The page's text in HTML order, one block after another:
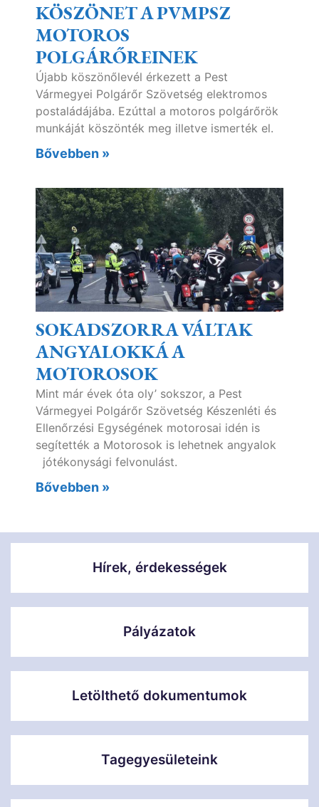
KÖSZÖNET A PVMPSZ
MOTOROS
POLGÁRŐREINEK
Újabb köszönőlevél érkezett a Pest
Vármegyei Polgárőr Szövetség elektromos
postaládájába. Ezúttal a motoros polgárőrök
munkáját köszönték meg illetve ismerték el.
Bővebben »
SOKADSZORRA VÁLTAK
ANGYALOKKÁ A
MOTOROSOK
Mint már évek óta oly’ sokszor, a Pest
Vármegyei Polgárőr Szövetség Készenléti és
Ellenőrzési Egységének motorosai idén is
segítették a Motorosok is lehetnek angyalok
jótékonysági felvonulást.
Bővebben »
Hírek, érdekességek
Pályázatok
Letölthető dokumentumok
Tagegyesületeink